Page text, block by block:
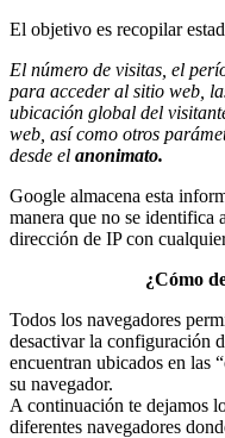
El objetivo es recopilar
El número de visitas, el
para acceder al sitio web,
ubicación global del
web, así como otros
desde el anonimato.
Google almacena esta
manera que no se identifica
dirección de IP con
¿Cómo
Todos los navegadores
desactivar la configuración
encuentran ubicados en las
su navegador.
A continuación te dejamos
diferentes navegadores